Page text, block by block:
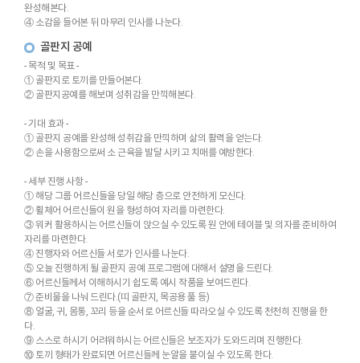
완성해본다.
④ 소감을 들어본 뒤 마무리 인사를 나눈다.
골판지 공예
- 목적 및 목표 -
① 골판지로 토끼를 만들어본다.
② 골판지공예를 해보며 성취감을 만끽해본다.
- 기대 효과 -
① 골판지 공예를 완성해 성취감을 만끽하며 삶의 활력을 얻는다.
② 손을 사용함으로써 소 근육을 발달 시키고 치매를 예방한다.
- 세부 진행 사항 -
① 해당 그룹 어르신들을 당일 해당 층으로 안전하게 모신다.
② 휠체어 어르신들이 원을 형성하여 자리를 마련한다.
③ 워커 활용하시는 어르신들이 앉으실 수 있도록 원 안에 테이블 및 의자를 준비하여
자리를 마련한다.
④ 진행자와 어르신들 서로가 인사를 나눈다.
⑤ 오늘 진행하게 될 골판지 공예 프로그램에 대해서 설명을 드린다.
⑥ 어르신들께서 이해하시기 쉽도록 예시 작품을 보여드린다.
⑦ 준비물을 나눠 드린다.(띠 골판지, 목공용 풀 등)
⑧ 얼굴, 귀, 몸통, 꼬리 등을 순서로 어르신들 따라오실 수 있도록 천천히 진행을 한
다.
⑨ 스스로 하시기 어려워하시는 어르신들은 보조자가 도와드리며 진행한다.
⑩ 토끼 형태가 완료되면 어르신들께 눈알을 붙이실 수 있도록 한다.